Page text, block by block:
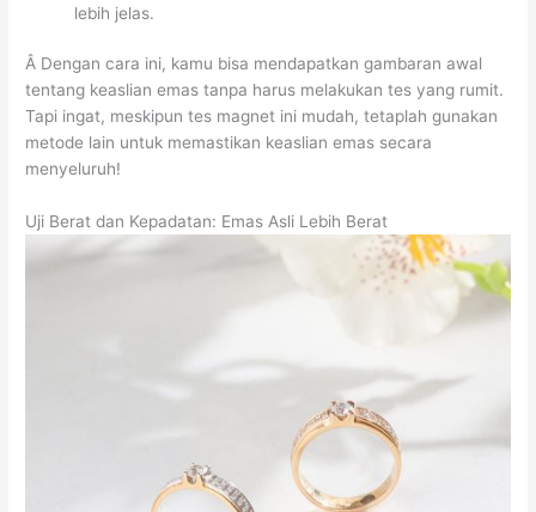
lebih jelas.
Â Dengan cara ini, kamu bisa mendapatkan gambaran awal
tentang keaslian emas tanpa harus melakukan tes yang rumit.
Tapi ingat, meskipun tes magnet ini mudah, tetaplah gunakan
metode lain untuk memastikan keaslian emas secara
menyeluruh!
Uji Berat dan Kepadatan: Emas Asli Lebih Berat